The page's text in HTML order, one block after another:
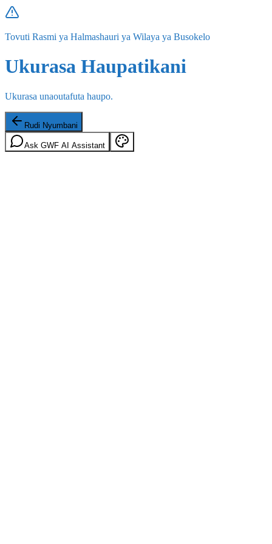
Tovuti Rasmi ya Halmashauri ya Wilaya ya Busokelo
Ukurasa Haupatikani
Ukurasa unaoutafuta haupo.
Rudi Nyumbani
Ask GWF AI Assistant